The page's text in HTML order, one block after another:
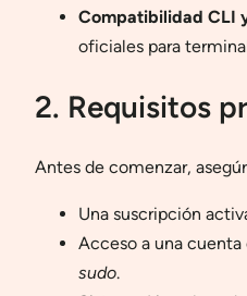
Compatibilidad CLI
oficiales para
2. Requisitos
Antes de comenzar,
Una suscripción
Acceso a una
sudo.